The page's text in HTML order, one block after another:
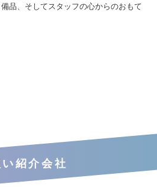
品、そしてスタッフの心からのおもて
紹介会社